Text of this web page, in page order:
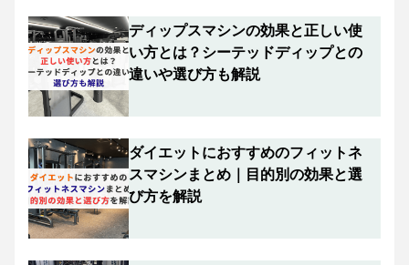
ディップスマシンの効果と正しい使
い方とは？シーテッドディップとの
違いや選び方も解説
ダイエットにおすすめのフィットネ
スマシンまとめ｜目的別の効果と選
び方を解説